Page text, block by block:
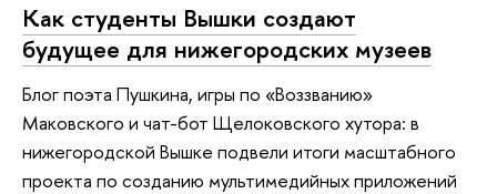
Как студенты Вышки создают
будущее для нижегородских музеев
Блог поэта Пушкина, игры по «Воззванию»
Маковского и чат-бот Щелоковского хутора: в
нижегородской Вышке подвели итоги масштабного
проекта по созданию мультимедийных приложений